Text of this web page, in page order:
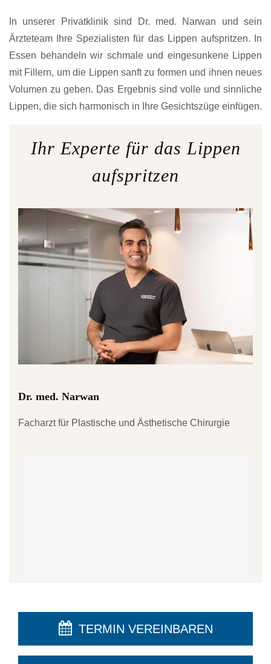
In unserer Privatklinik sind Dr. med. Narwan und sein
Ärzteteam Ihre Spezialisten für das Lippen aufspritzen. In
Essen behandeln wir schmale und eingesunkene Lippen
mit Fillern, um die Lippen sanft zu formen und ihnen neues
Volumen zu geben. Das Ergebnis sind volle und sinnliche
Lippen, die sich harmonisch in Ihre Gesichtszüge einfügen.
Ihr Experte für das Lippen
aufspritzen
Dr. med. Narwan
Facharzt für Plastische und Ästhetische Chirurgie
TERMIN VEREINBAREN